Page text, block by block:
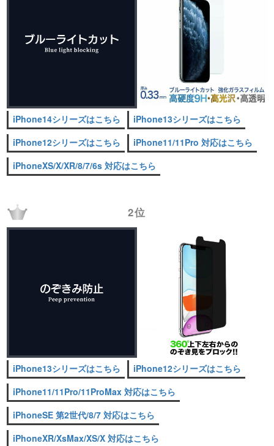
iPhone14シリーズはこちら
iPhone13シリーズはこちら
iPhone12シリーズはこちら
iPhone11/11Pro 対応はこちら
iPhoneXS/X/XR/8/7/6s 対応はこちら
2位
iPhone13シリーズはこちら
iPhone12シリーズはこちら
iPhone11/11Pro/11ProMax 対応はこちら
iPhoneSE 第2世代/8/7 対応はこちら
iPhoneXR/XsMax/XS/X 対応はこちら